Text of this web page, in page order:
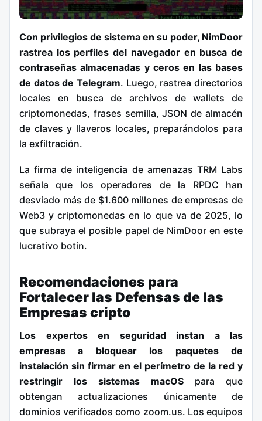
Con privilegios de sistema en su poder, NimDoor
rastrea los perfiles del navegador en busca de
contraseñas almacenadas y ceros en las bases
de datos de Telegram. Luego, rastrea directorios
locales en busca de archivos de wallets de
criptomonedas, frases semilla, JSON de almacén
de claves y llaveros locales, preparándolos para
la exfiltración.
La firma de inteligencia de amenazas TRM Labs
señala que los operadores de la RPDC han
desviado más de $1.600 millones de empresas de
Web3 y criptomonedas en lo que va de 2025, lo
que subraya el posible papel de NimDoor en este
lucrativo botín.
Recomendaciones para
Fortalecer las Defensas de las
Empresas cripto
Los expertos en seguridad instan a las
empresas a bloquear los paquetes de
instalación sin firmar en el perímetro de la red y
restringir los sistemas macOS para que
obtengan actualizaciones únicamente de
dominios verificados como zoom.us. Los equipos